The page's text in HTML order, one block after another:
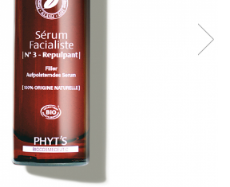
acneică